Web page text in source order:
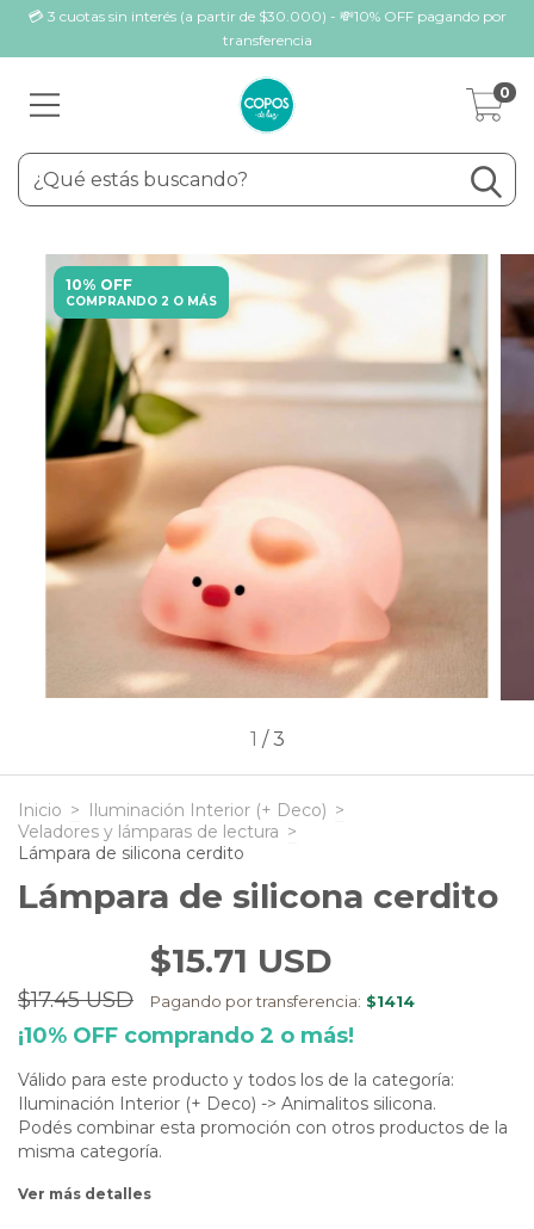
💳 3 cuotas sin interés (a partir de $30.000) - 💸10% OFF pagando por
transferencia
0
10% OFF
COMPRANDO 2 O MÁS
1 /3
Inicio > Iluminación Interior (+ Deco) >
Veladores y lámparas de lectura >
Lámpara de silicona cerdito
Lámpara de silicona cerdito
$17.45 USD
$15.71 USD
Pagando por transferencia: $1414
¡10% OFF comprando 2 o más!
Válido para este producto y todos los de la categoría:
Iluminación Interior (+ Deco) -> Animalitos silicona.
Podés combinar esta promoción con otros productos de la
misma categoría.
Ver más detalles